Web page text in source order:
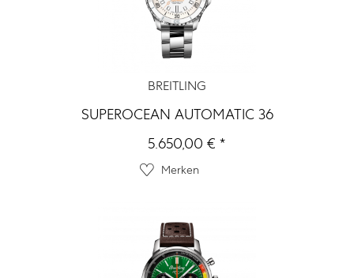
BREITLING
SUPEROCEAN AUTOMATIC 36
5.650,00 € *
Merken